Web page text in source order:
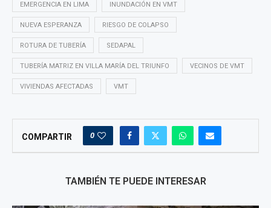
EMERGENCIA EN LIMA INUNDACIÓN EN VMT
NUEVA ESPERANZA RIESGO DE COLAPSO
ROTURA DE TUBERÍA SEDAPAL
TUBERÍA MATRIZ EN VILLA MARÍA DEL TRIUNFO VECINOS DE VMT
VIVIENDAS AFECTADAS VMT
COMPARTIR 0
TAMBIÉN TE PUEDE INTERESAR